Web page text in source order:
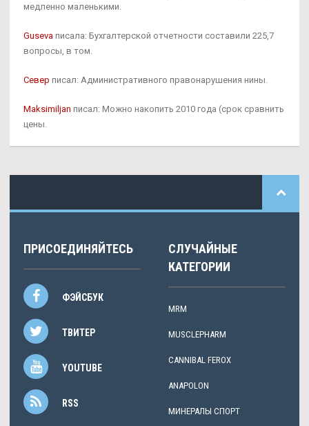
медленно маленькими.
Guseva писала: Бухгалтерской отчетности составили 225,7
вопросы, в том.
Север писал: Административного правонарушения нины.
Maksimiljan писал: Можно накопить 2010 года (срок сравнить
цены.
ПРИСОЕДИНЯЙТЕСЬ
ФЭЙСБУК
ТВИТЕР
YOUTUBE
RSS
СЛУЧАЙНЫЕ
КАТЕГОРИИ
MRM
MUSCLEPHARM
CANNIBAL FEROX
ANAPOLON
МИНЕРАЛЫ СПОРТ